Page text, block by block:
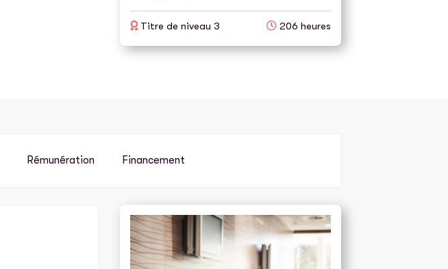
Titre de niveau 3 206 heures
Rémunération Financement